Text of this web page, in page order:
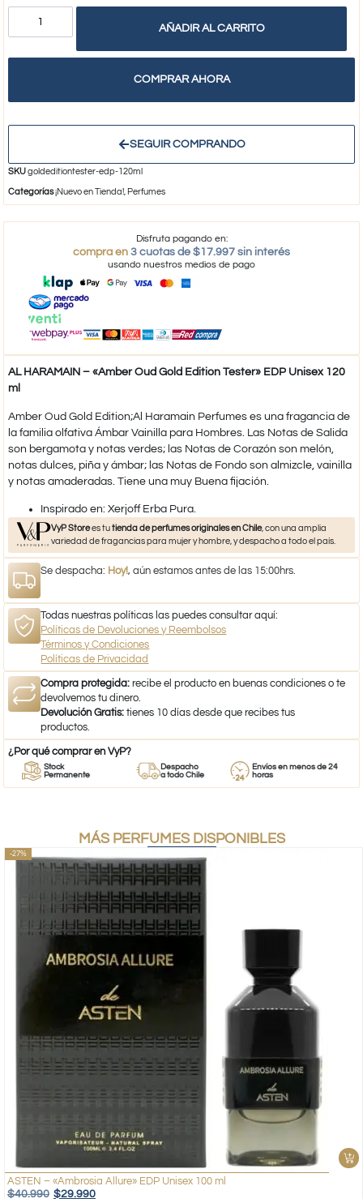
AÑADIR AL CARRITO
COMPRAR AHORA
SEGUIR COMPRANDO
SKUgoldeditiontester-edp-120ml
Categorías¡Nuevo en Tienda!, Perfumes
Disfruta pagando en:
compra en 3 cuotas de $17.997 sin interés
usando nuestros medios de pago
AL HARAMAIN – «Amber Oud Gold Edition Tester» EDP Unisex 120
ml
Amber Oud Gold Edition;Al Haramain Perfumes es una fragancia de
la familia olfativa Ámbar Vainilla para Hombres. Las Notas de Salida
son bergamota y notas verdes; las Notas de Corazón son melón,
notas dulces, piña y ámbar; las Notas de Fondo son almizcle, vainilla
y notas amaderadas. Tiene una muy Buena fijación.
​Inspirado en: Xerjoff Erba Pura.​
VyP Storees tutienda de perfumes originales en Chile, con una amplia
variedad de fragancias para mujer y hombre, y despacho a todo el país.
Se despacha: Hoy!, aún estamos antes de las 15:00hrs.
Todas nuestras políticas las puedes consultar aquí:
Políticas de Devoluciones y Reembolsos
Términos y Condiciones
Políticas de Privacidad
Compra protegida: recibe el producto en buenas condiciones o te
devolvemos tu dinero.
Devolución Gratis: tienes 10 días desde que recibes tus
productos.
¿Por qué comprar en VyP?
Stock
Permanente
Despacho
a todo Chile
Envíos en menos de 24
horas
MÁS PERFUMES DISPONIBLES
-27%
ASTEN – «Ambrosia Allure» EDP Unisex 100 ml
$40.990 $29.990